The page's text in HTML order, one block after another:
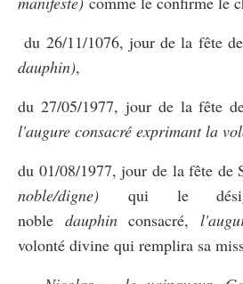
du 26/11/1076, jour de la fête
dauphin),
du 27/05/1977, jour de la fête
l'augure consacré exprimant la
du 01/08/1977, jour de la fête de
noble/digne) qui le
noble dauphinconsacré,
volonté divine qui remplira sa